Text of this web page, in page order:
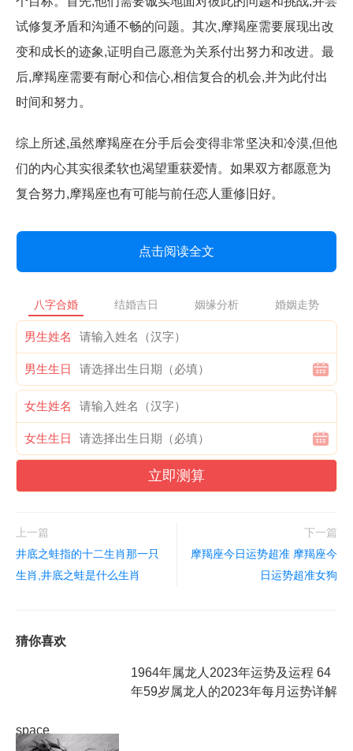
试修复矛盾和沟通不畅的问题。其次,摩羯座需要展现出改
变和成长的迹象,证明自己愿意为关系付出努力和改进。最
后,摩羯座需要有耐心和信心,相信复合的机会,并为此付出
时间和努力。
综上所述,虽然摩羯座在分手后会变得非常坚决和冷漠,但他
们的内心其实很柔软也渴望重获爱情。如果双方都愿意为
复合努力,摩羯座也有可能与前任恋人重修旧好。
点击阅读全文
八字合婚 结婚吉日 姻缘分析 婚姻走势
男生姓名
男生生日
女生姓名
女生生日
立即测算
上一篇
井底之蛙指的十二生肖那一只
生肖,井底之蛙是什么生肖
下一篇
摩羯座今日运势超准 摩羯座今
日运势超准女狗
猜你喜欢
space
1964年属龙人2023年运势及运程 64
年59岁属龙人的2023年每月运势详解